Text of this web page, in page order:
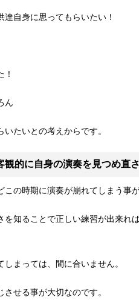
自身に思ってもらいたい！
ん
たいとの考えからです。
的に自身の演奏を見つめ直さ
の時期に演奏が崩れてしまう事が
を知ることで正しい練習が出来れ
まっては、間に合いません。
せる事が大切なのです。